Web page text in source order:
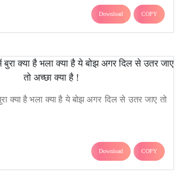
Download COPY
क्या है भला क्या है ये बोझ अगर दिल से उतर जाए तो
Download COPY